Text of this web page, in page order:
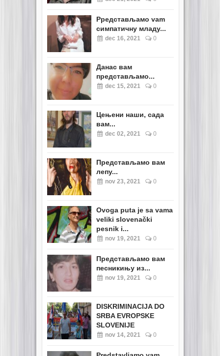
Pредстављамо vam
симпатичну младу...
dec 16, 2021 0
Данас вам
представљамо...
dec 15, 2021 0
Цењени наши, сада
вам...
dec 02, 2021 0
Представљамо вам
лепу...
nov 23, 2021 0
Ovoga puta je sa vama
veliki slovenački
pesnik i...
nov 19, 2021 0
Представљамо вам
песникињу из...
nov 19, 2021 0
DISKRIMINACIJA DO
SRBA EVROPSKE
SLOVENIJE
nov 14, 2021 0